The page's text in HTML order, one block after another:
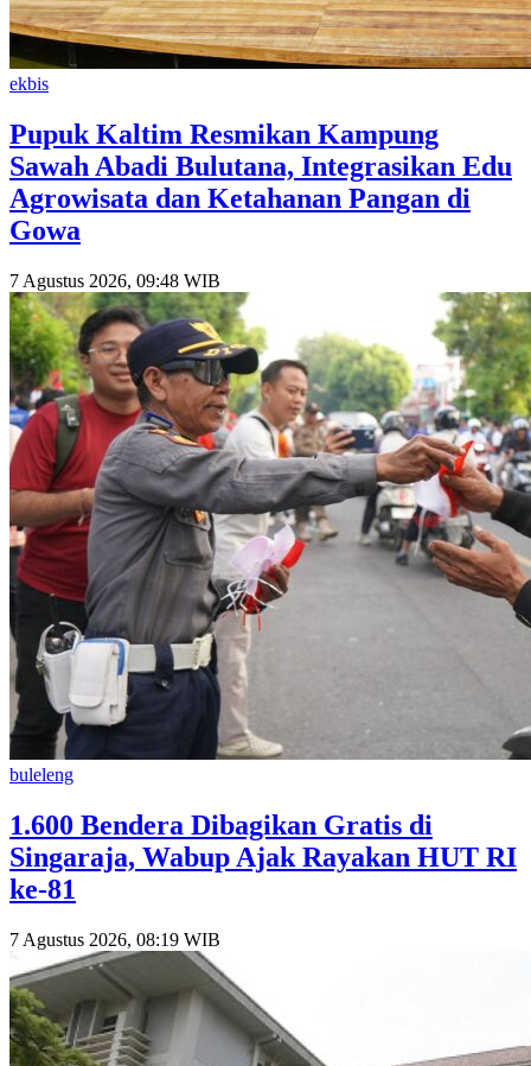
ekbis
Pupuk Kaltim Resmikan Kampung
Sawah Abadi Bulutana, Integrasikan Edu
Agrowisata dan Ketahanan Pangan di
Gowa
7 Agustus 2026, 09:48 WIB
buleleng
1.600 Bendera Dibagikan Gratis di
Singaraja, Wabup Ajak Rayakan HUT RI
ke-81
7 Agustus 2026, 08:19 WIB